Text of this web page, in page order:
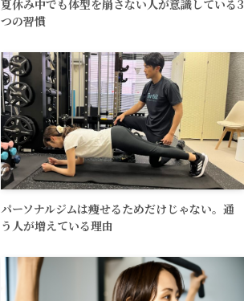
夏休み中でも体型を崩さない人が意識している3
つの習慣
パーソナルジムは痩せるためだけじゃない。通
う人が増えている理由